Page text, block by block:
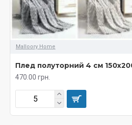
Malloory Home
Плед полуторний 4 см
470.00 грн.